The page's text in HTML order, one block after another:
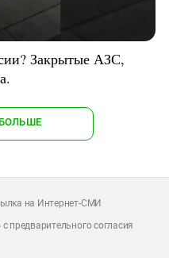
Закрытые АЗС,
на Интернет-СМИ
предварительного согласия